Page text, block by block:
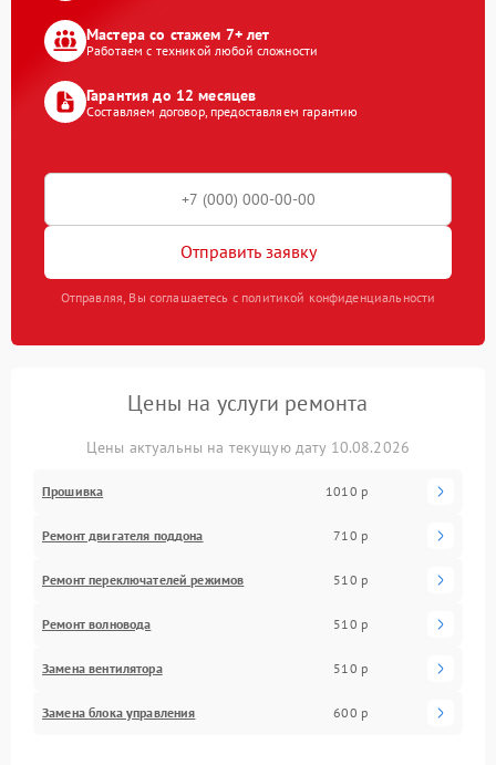
Мастера со стажем 7+ лет
Работаем с техникой любой сложности
Гарантия до 12 месяцев
Составляем договор, предоставляем гарантию
Отправить заявку
Отправляя, Вы соглашаетесь с политикой конфиденциальности
Цены на услуги ремонта
Цены актуальны на текущую дату 10.08.2026
Прошивка 1010 р
Ремонт двигателя поддона 710 р
Ремонт переключателей режимов 510 р
Ремонт волновода 510 р
Замена вентилятора 510 р
Замена блока управления 600 р